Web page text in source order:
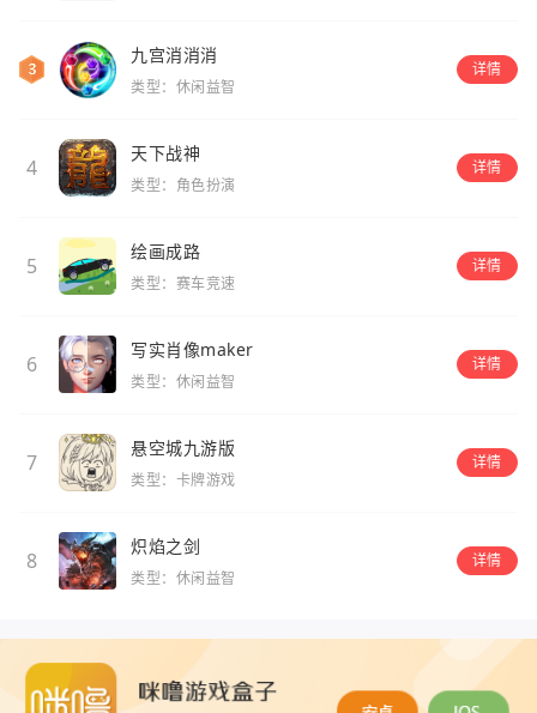
九宫消消消
类型：休闲益智
详情
4
天下战神
类型：角色扮演
详情
5
绘画成路
类型：赛车竞速
详情
6
写实肖像maker
类型：休闲益智
详情
7
悬空城九游版
类型：卡牌游戏
详情
8
炽焰之剑
类型：休闲益智
详情